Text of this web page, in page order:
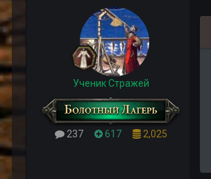
Ученик Стражей
237 617 2,025